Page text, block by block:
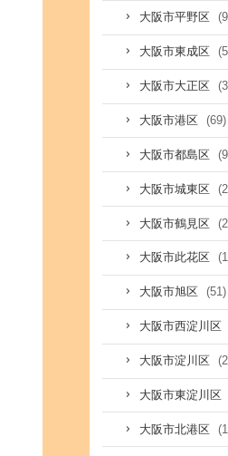
大阪市平野区
大阪市東成区
大阪市大正区
大阪市港区 (69)
大阪市都島区
大阪市城東区
大阪市鶴見区
大阪市此花区
大阪市旭区 (51)
大阪市西淀川区
大阪市淀川区
大阪市東淀川区
大阪市北港区